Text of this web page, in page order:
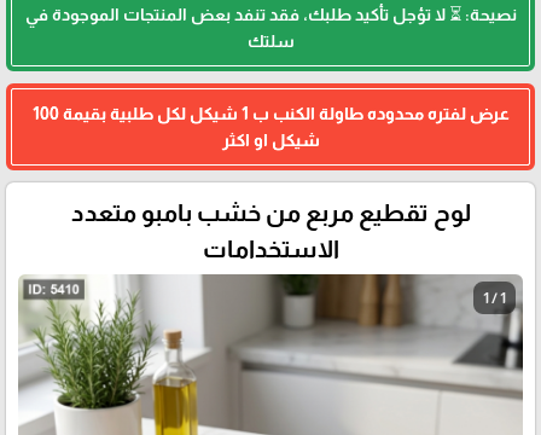
نصيحة: ⏳ لا تؤجل تأكيد طلبك، فقد تنفد بعض المنتجات الموجودة في
سلتك
عرض لفتره محدوده طاولة الكنب ب 1 شيكل لكل طلبية بقيمة 100
شيكل او اكثر
لوح تقطيع مربع من خشب بامبو متعدد
الاستخدامات
1 / 1